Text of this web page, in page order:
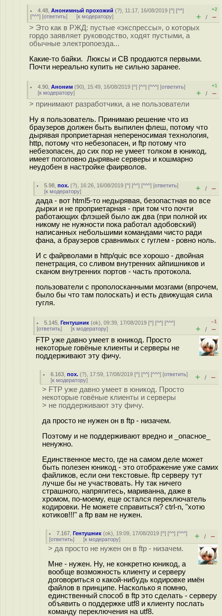
4.48 ,Анонимный прохожий (?), 11:17, 16/08/2019 [^] [^^]
[^^^] [ответить] [к модератору]
+2
+ / –
> Это как в РЖД: пустые «экспрессы», о которых
гордо заявляет руководство, ходят пустыми, а
обычные электропоезда...
Какие-то байки. Люксы и СВ продаются первыми.
Почти нереально купить не сильно заранее.
4.90 ,Аноним (90), 15:49, 16/08/2019 [^] [^^] [^^^] [ответить]
[к модератору]
+1
+ / –
> принимают разработчики, а не пользователи
Ну я пользователь. Принимаю решение что из
браузеров должен быть выпилен флеш, потому что
дырявая проприетарная непереносимая технология,
http, потому что небезопасен, и ftp потому что
небезопасен, до сих пор не умеет толком в юникод,
имеет поголовно дырявые серверы и кошмарно
неудобен в настройке фаирволов.
5.98 ,пох. (?), 16:26, 16/08/2019 [^] [^^] [^^^] [ответить]
[к модератору] + / –
дада - вот html5-то недырявая, безопастная во все
дырки и не проприетарная - при том что почти
работающих флэшей было аж два (при полной их
никому не нужности пока работал адобовский)
написанных небольшими командами чисто ради
фана, а браузеров сравнимых с гуглем - ровно ноль.
И с файрволами в http/quic все хорошо - двойная
пенетрация, со сливом внутренних айпишников и
сканом внутренних портов - часть протокола.
пользователи с прополосканными мозгами (впрочем,
было бы что там полоскать) и есть движущая сила
гугля.
5.145 ,Гентушник (ok), 09:39, 17/08/2019 [^] [^^] [^^^]
[ответить] [к модератору]
–1
+ / –
FTP уже давно умеет в юникод. Просто
некоторые говёные клиенты и серверы не
поддерживают эту фичу.
6.163 ,пох. (?), 17:59, 17/08/2019 [^] [^^] [^^^] [ответить]
[к модератору] + / –
> FTP уже давно умеет в юникод. Просто
некоторые говёные клиенты и серверы
> не поддерживают эту фичу.
да просто не нужен он в ftp - низачем.
Поэтому и не поддерживают вредно и _опасное_
ненужно.
Единственное место, где на самом деле может
быть полезен юникод - это отображение уже самих
файликов, если они текстовые. ftp серверу тут
лучше бы не участвовать. Ну так ничего
страшного, напрягитесь, мариванна, даже в
хромом, по-моему, еще остался переключатель
кодировки. Не можете справиться? ctrl-n, "хотю
котиков!!!" а ftp вам не нужен.
7.167 ,Гентушник (ok), 19:09, 17/08/2019 [^] [^^] [^^^]
[ответить] [к модератору] + / –
> да просто не нужен он в ftp - низачем.
Мне - нужен. Ну, не конкретно юникод, а
вообще возможность клиенту и серверу
договориться о какой-нибудь кодировке имён
файлов в принципе. Насколько я помню,
единственный способ в ftp это сделать - серверу
объявить о поддержке utf8 и клиенту послать
команду переключения на utf8.